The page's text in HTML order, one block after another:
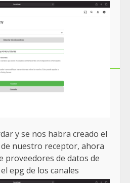
y se nos habra creado el
de nuestro receptor, ahora
proveedores de datos de
epg de los canales